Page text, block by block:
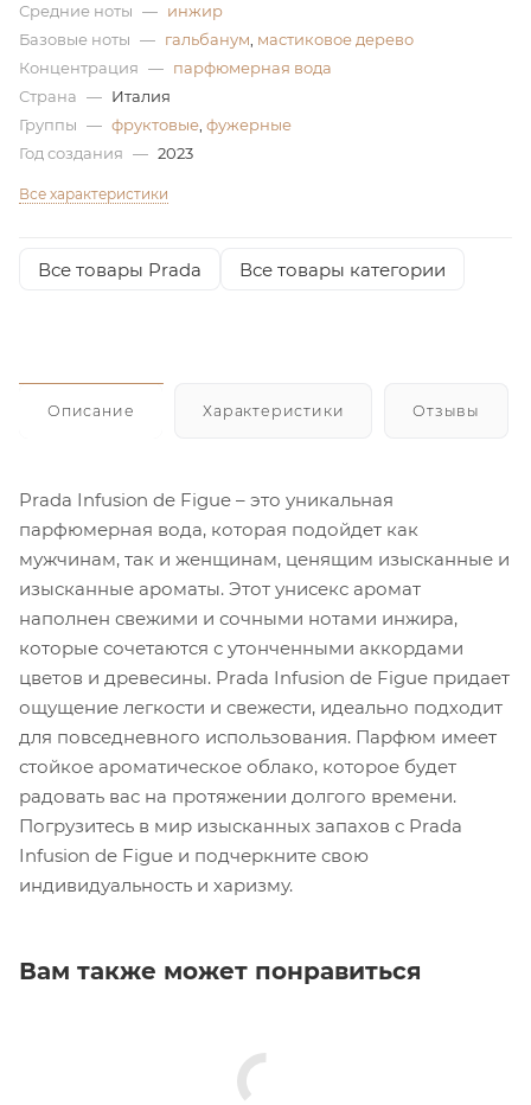
Средние ноты — инжир
Базовые ноты — гальбанум мастиковое дерево
Концентрация — парфюмерная вода
Страна — Италия
Группы — фруктовые фужерные
Год создания — 2023
Все характеристики
Все товары Prada Все товары категории
Описание Характеристики Отзывы
Prada Infusion de Figue – это уникальная
парфюмерная вода, которая подойдет как
мужчинам, так и женщинам, ценящим изысканные и
изысканные ароматы. Этот унисекс аромат
наполнен свежими и сочными нотами инжира,
которые сочетаются с утонченными аккордами
цветов и древесины. Prada Infusion de Figue придает
ощущение легкости и свежести, идеально подходит
для повседневного использования. Парфюм имеет
стойкое ароматическое облако, которое будет
радовать вас на протяжении долгого времени.
Погрузитесь в мир изысканных запахов с Prada
Infusion de Figue и подчеркните свою
индивидуальность и харизму.
Вам также может понравиться